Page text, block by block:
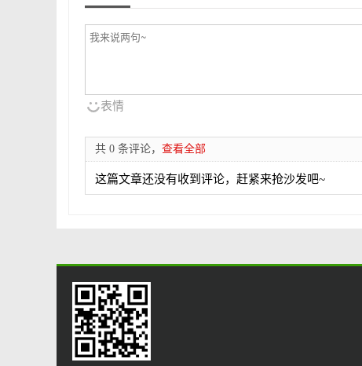
表情
共 0 条评论， 查看全部
这篇文章还没有收到评论，赶紧来抢沙发吧~